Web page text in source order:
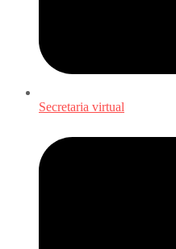
Secretaria virtual